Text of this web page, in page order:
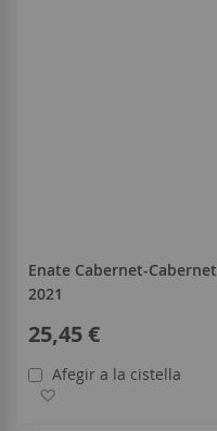
Enate Cabernet-Cabernet
2021
25,45 €
Afegir a la cistella